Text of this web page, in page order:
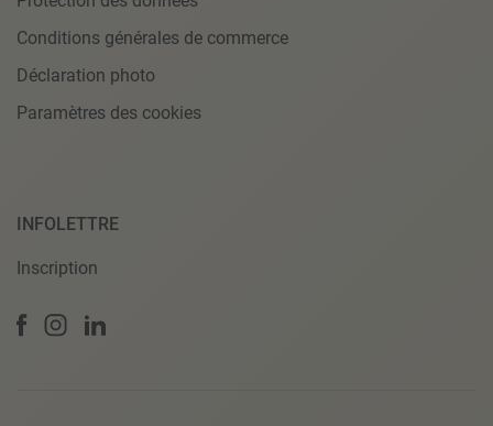
Conditions générales de commerce
Déclaration photo
Paramètres des cookies
INFOLETTRE
Inscription